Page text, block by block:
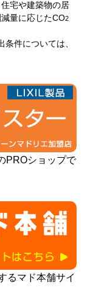
宅や建築物の居
量に応じたCO2
件については、
PROショップで
るマド本舗サイ